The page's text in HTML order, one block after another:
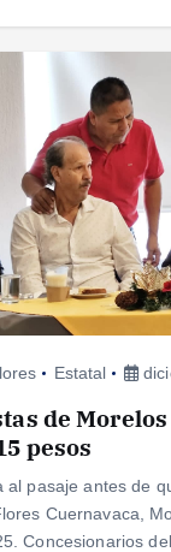
Estatal
de
pesos
al pasaje antes de
Cuernavaca,
Concesionarios